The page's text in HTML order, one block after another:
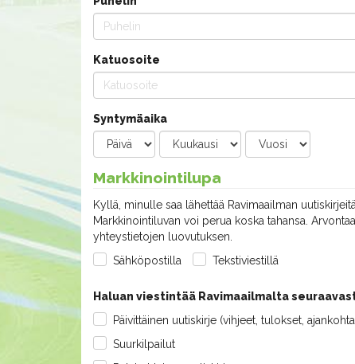
Katuosoite
Syntymäaika
Markkinointilupa
Kyllä, minulle saa lähettää Ravimaailman
Markkinointiluvan voi perua koska tahansa.
yhteystietojen luovutuksen.
Sähköpostilla
Tekstiviestillä
Haluan viestintää Ravimaailmalta
Päivittäinen uutiskirje (vihjeet, tulokset,
Suurkilpailut